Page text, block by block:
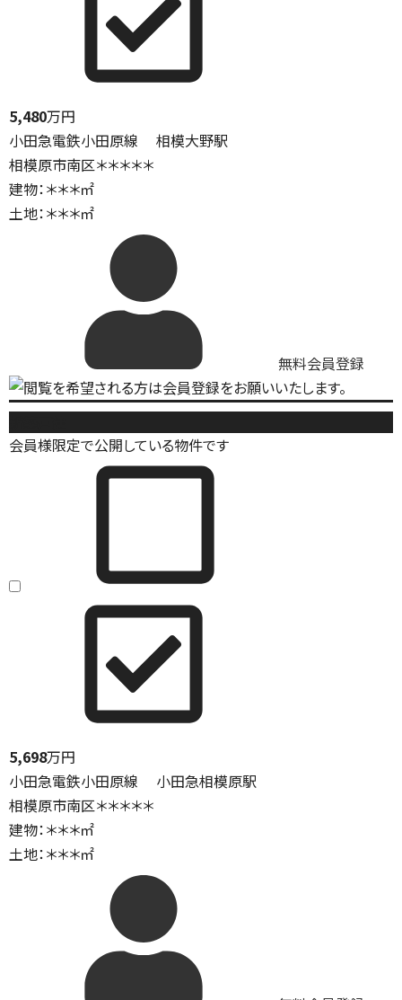
5,480万円
小田急電鉄小田原線 相模大野駅
相模原市南区＊＊＊＊＊
建物：＊＊＊㎡
土地：＊＊＊㎡
無料会員登録
会員様限定で公開している物件です
5,698万円
小田急電鉄小田原線 小田急相模原駅
相模原市南区＊＊＊＊＊
建物：＊＊＊㎡
土地：＊＊＊㎡